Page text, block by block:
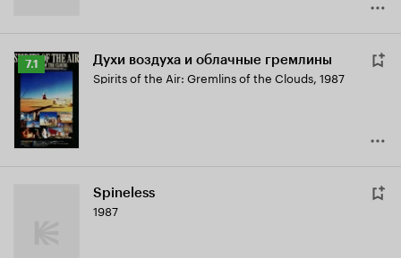
Рейтинг
Кинопоиска
7.1
7.1 Духи воздуха и облачные гремлины
Spirits of the Air: Gremlins of the Clouds, 1987
Spineless
1987